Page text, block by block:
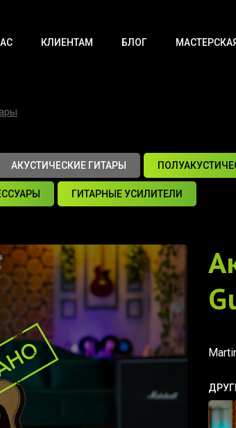
КЛИЕНТАМ БЛОГ
АКУСТИЧЕСКИЕ ГИТАРЫ
ГИТАРНЫЕ УСИЛИТЕЛИ